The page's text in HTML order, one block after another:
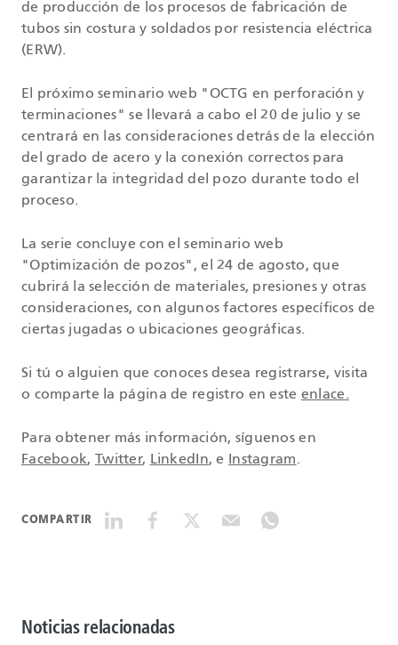
de producción de los procesos de fabricación de
tubos sin costura y soldados por resistencia eléctrica
(ERW).
El próximo seminario web "OCTG en perforación y
terminaciones" se llevará a cabo el 20 de julio y se
centrará en las consideraciones detrás de la elección
del grado de acero y la conexión correctos para
garantizar la integridad del pozo durante todo el
proceso.
La serie concluye con el seminario web
"Optimización de pozos", el 24 de agosto, que
cubrirá la selección de materiales, presiones y otras
consideraciones, con algunos factores específicos de
ciertas jugadas o ubicaciones geográficas.
Si tú o alguien que conoces desea registrarse, visita
o comparte la página de registro en este enlace.
Para obtener más información, síguenos en
Facebook, Twitter, LinkedIn, e Instagram.
COMPARTIR
Noticias relacionadas